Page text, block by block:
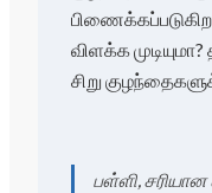
விளக்க
சிறு
பள்ளி, சரியான